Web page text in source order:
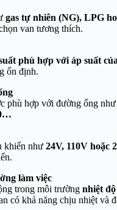
gas tự nhiên (NG), LPG
van tương thích.
phù hợp với áp suất
ổn định.
phù hợp với đường ống như
khiển như 24V, 110V hoặc
làm việc
trong môi trường nhiệt
có khả năng chịu nhiệt và